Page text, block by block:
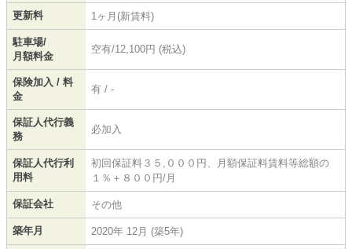
更新料 1ヶ月(新賃料)
駐車場/
月額料金
空有/12,100円 (税込)
保険加入 / 料
金
有 / -
保証人代行義
務
必加入
保証人代行利
用料
初回保証料３５,０００円、月額保証料賃料等総額の
１％＋８００円/月
保証会社 その他
築年月 2020年 12月 (築5年)